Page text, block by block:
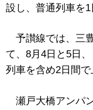
設し、普通列車を1
予讃線では、三
て、8月4日と5日
列車を含め2日間で
瀬戸大橋アンパ